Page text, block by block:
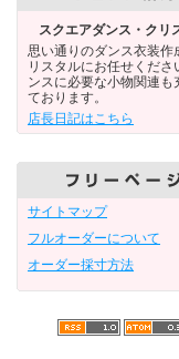
スクエアダンス・クリ
思い通りのダンス衣装作
リスタルにお任せくださ
ンスに必要な小物関連も
ております。
店長日記はこちら
サイトマップ
フルオーダーについて
オーダー採寸方法